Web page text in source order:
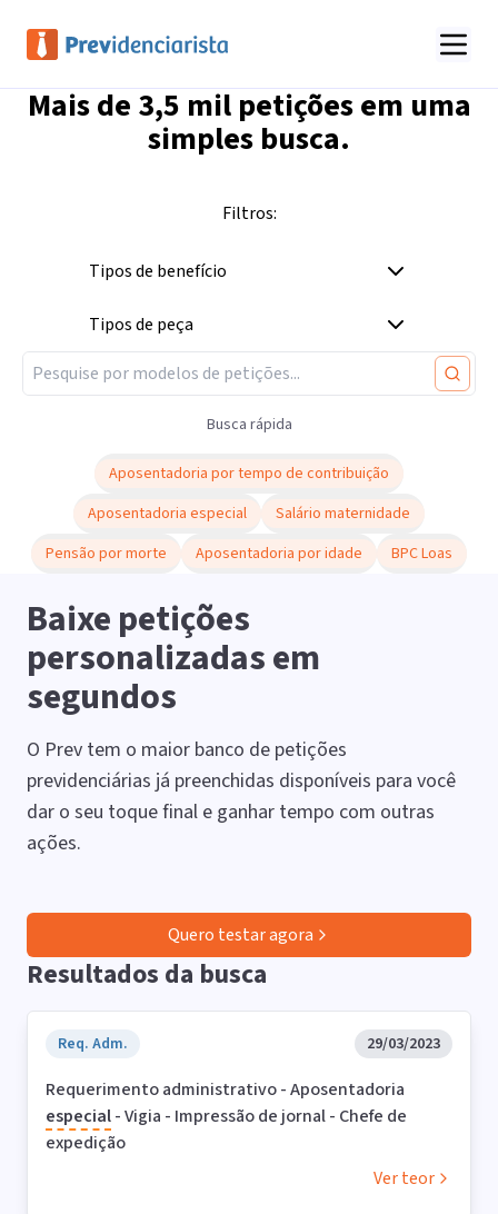
Mais de 3,5 milpetições em uma
simples busca.
Filtros:
Tipos de benefício
Tipos de peça
Busca rápida
Aposentadoria por tempo de contribuição
Aposentadoria especial
Salário maternidade
Pensão por morte
Aposentadoria por idade BPC Loas
Baixe petições
personalizadas em
segundos
O Prev tem o maior banco de petições
previdenciárias já preenchidas disponíveis para você
dar o seu toque final e ganhar tempo com outras
ações.
Quero testar agora
Resultados da busca
Req. Adm. 29/03/2023
Requerimento administrativo - Aposentadoria
especial- Vigia - Impressão de jornal - Chefe de
expedição
Ver teor